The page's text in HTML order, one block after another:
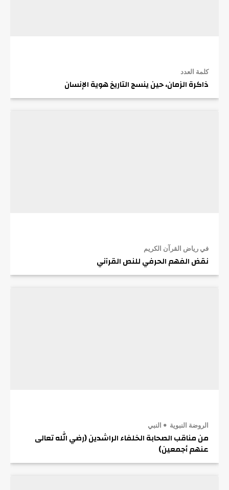
كلمة العدد
ذاكرة الزمان، حين ينسج التاريخ هوية الإنسان
في رياض القرآن الكريم
نقض الفهم الحرفي للنص القرآني
الروضة النبوية النبي
من مناقب الصحابة الخلفاء الراشدين (رضي الله تعالى
عنهم أجمعين)